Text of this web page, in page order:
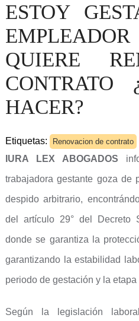
ESTOY
QUIERE
CONTRATO
HACER?
Etiquetas: Renovacion de contrato
IURA LEX ABOGADOS
trabajadora gestante goza de
despido arbitrario,
del artículo 29° del Decreto
donde se garantiza la
garantizando la estabilidad
periodo de gestación y la
Según la legislación